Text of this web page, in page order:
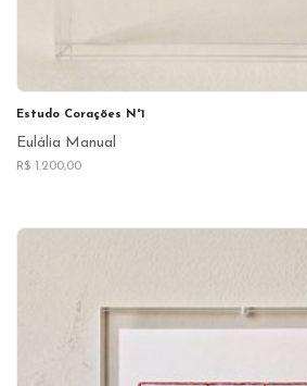
Estudo Corações N°1
Eulália Manual
R$ 1.200,00